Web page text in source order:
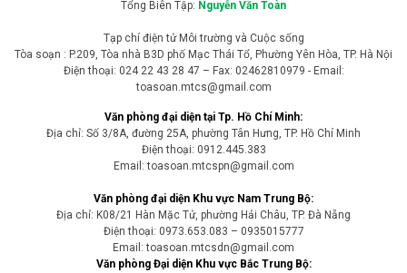
Các đợt nắng nóng kéo dài tại châu Âu đang khiến mực nước trên
nghiêm trọng đến hoạt động vận tải, sản xuất năng lượng và chuỗi
cung ứng, đồng thời đặt ra thách thức lớn trong thích ứng với biến